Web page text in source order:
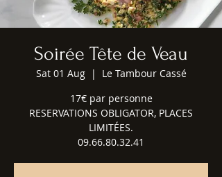
Soirée Tête de Veau
Sat 01 Aug
  |
Le Tambour Cassé
17€ par personne
RESERVATIONS OBLIGATOR, PLACES
LIMITÉES.
09.66.80.32.41